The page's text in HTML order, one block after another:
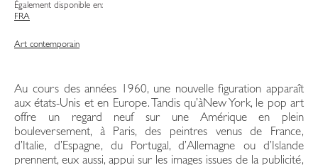
Également disponible en:
FRA
Art contemporain
Au cours des années 1960, une nouvelle figuration apparaît
aux états-Unis et en Europe. Tandis qu’àNew York, le pop art
offre un regard neuf sur une Amérique en plein
bouleversement, à Paris, des peintres venus de France,
d’Italie, d’Espagne, du Portugal, d’Allemagne ou d’Islande
prennent, eux aussi, appui sur les images issues de la publicité,